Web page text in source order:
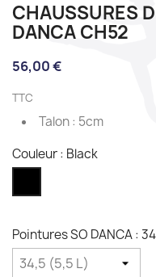
CHAUSSURES
DANCA CH52
56,00 €
TTC
Talon : 5cm
Couleur : Black
Pointures SO DANCA :